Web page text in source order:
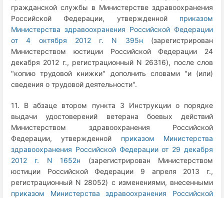
гражданской службы в Министерстве здравоохранения
Российской Федерации, утвержденной приказом
Министерства здравоохранения Российской Федерации
от 4 октября 2012 г. N 395н (зарегистрирован
Министерством юстиции Российской Федерации 24
декабря 2012 г., регистрационный N 26316), после слов
"копию трудовой книжки" дополнить словами "и (или)
сведения о трудовой деятельности".
11. В абзаце втором пункта 3 Инструкции о порядке
выдачи удостоверений ветерана боевых действий
Министерством здравоохранения Российской
Федерации, утвержденной приказом Министерства
здравоохранения Российской Федерации от 29 декабря
2012 г. N 1652н (зарегистрирован Министерством
юстиции Российской Федерации 9 апреля 2013 г.,
регистрационный N 28052) с изменениями, внесенными
приказом Министерства здравоохранения Российской